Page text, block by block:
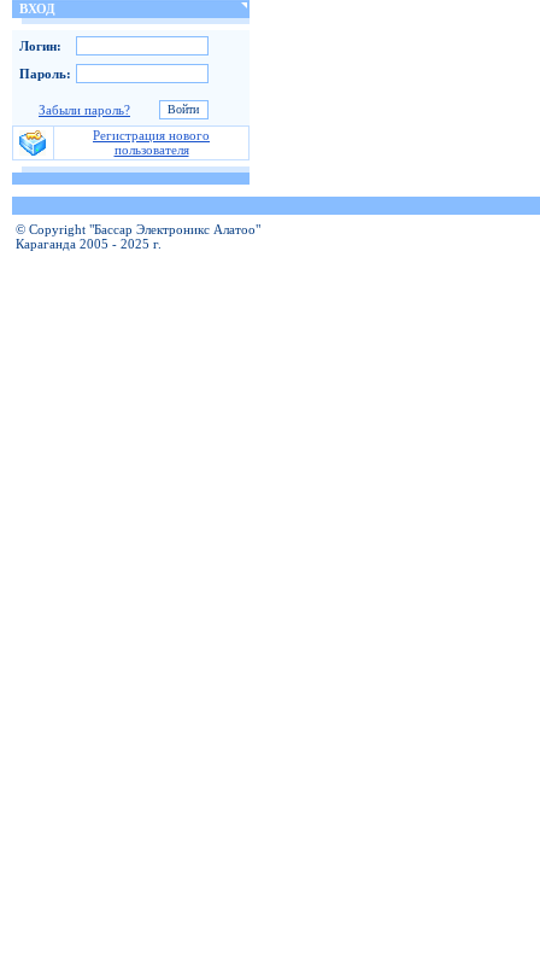
ВХОД
Логин:
Пароль:
Забыли пароль?
Регистрация нового
пользователя
© Copyright "Бассар Электроникс Алатоо"
Караганда 2005 - 2025 г.